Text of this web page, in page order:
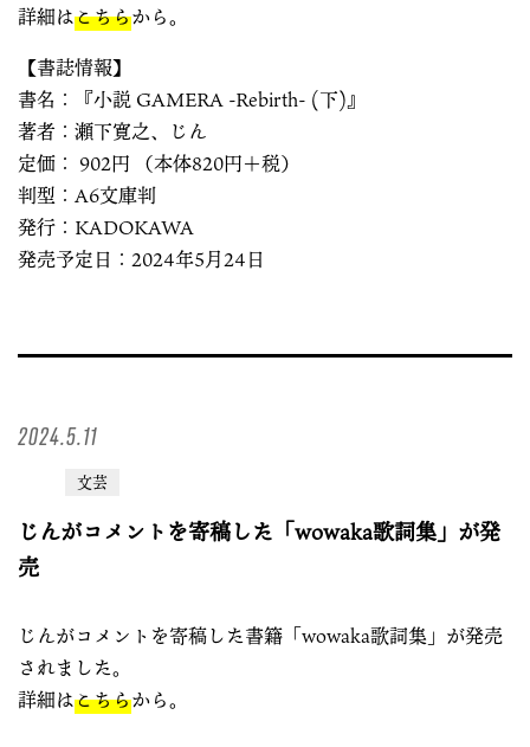
詳細はこちらから。
【書誌情報】
書名：『小説 GAMERA -Rebirth- (下)』
著者：瀬下寛之、じん
定価： 902円 （本体820円＋税）
判型：A6文庫判
発行：KADOKAWA
発売予定日：2024年5月24日
2024.5.11
文芸
じんがコメントを寄稿した「wowaka歌詞集」が発
売
じんがコメントを寄稿した書籍「wowaka歌詞集」が発売
されました。
詳細はこちらから。